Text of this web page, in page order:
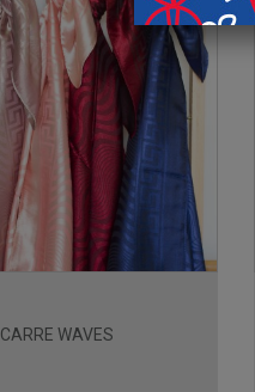
CARRE WAVES